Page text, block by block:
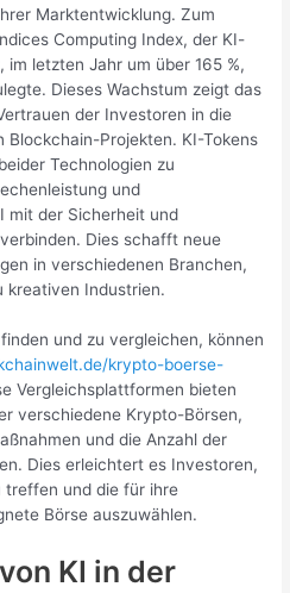
Marktentwicklung. Zum
Computing Index, der KI-
letzten Jahr um über 165 %,
Dieses Wachstum zeigt das
der Investoren in die
Projekten. KI-Tokens
Technologien zu
und
mit der Sicherheit und
Dies schafft neue
in verschiedenen Branchen,
kreativen Industrien.
und zu vergleichen, können
krypto-boerse-
Vergleichsplattformen bieten
verschiedene Krypto-Börsen,
und die Anzahl der
Dies erleichtert es Investoren,
treffen und die für ihre
Börse auszuwählen.
KI in der